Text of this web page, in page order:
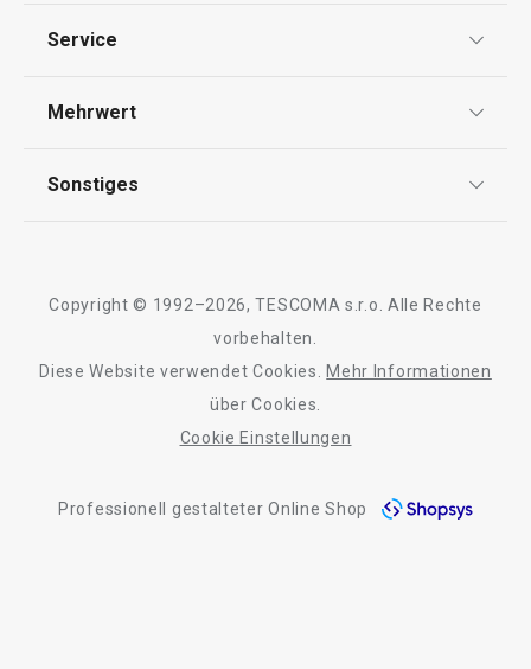
Impressum
Service
Rückgabe von Waren/Reklamation
Mehrwert
Sonstiges
Barrierefreiheit
Copyright © 1992–2026, TESCOMA s.r.o. Alle Rechte
vorbehalten.
Diese Website verwendet Cookies.
Mehr Informationen
über Cookies.
Cookie Einstellungen
Professionell gestalteter Online Shop